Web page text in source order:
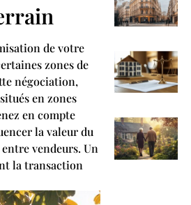
de votre
zones de
négociation,
en zones
en compte
la valeur du
vendeurs. Un
la transaction